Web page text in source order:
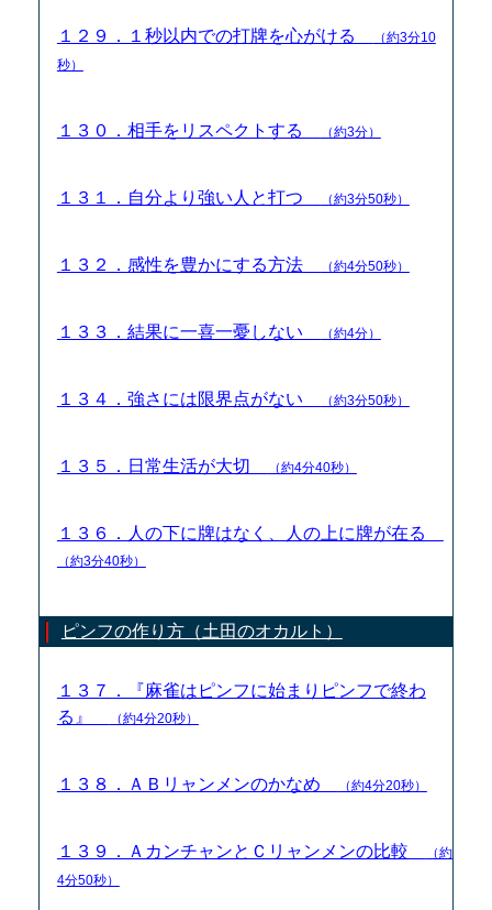
１２９．１秒以内での打牌を心がける
（約3分10
秒）
１３０．相手をリスペクトする （約3分）
１３１．自分より強い人と打つ （約3分50秒）
１３２．感性を豊かにする方法 （約4分50秒）
１３３．結果に一喜一憂しない （約4分）
１３４．強さには限界点がない （約3分50秒）
１３５．日常生活が大切 （約4分40秒）
１３６．人の下に牌はなく、人の上に牌が在る
（約3分40秒）
ピンフの作り方（土田のオカルト）
１３７．『麻雀はピンフに始まりピンフで終わ
る』
（約4分20秒）
１３８．ＡＢリャンメンのかなめ （約4分20秒）
１３９．ＡカンチャンとＣリャンメンの比較
（約
4分50秒）